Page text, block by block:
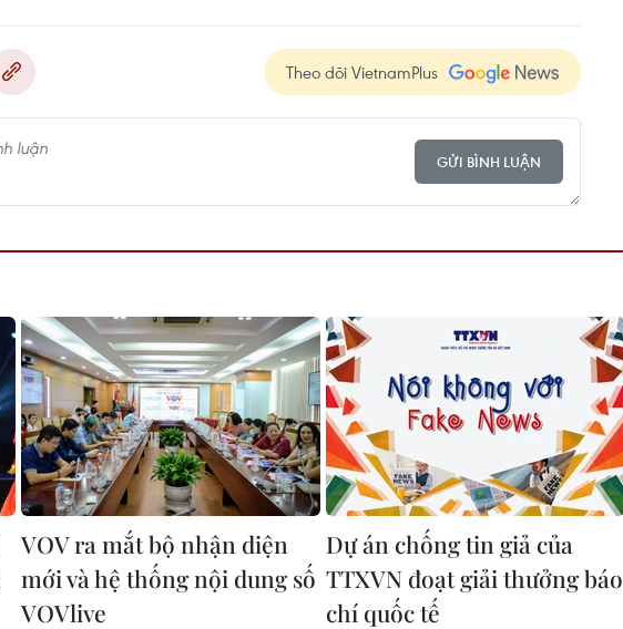
Theo dõi VietnamPlus
GỬI BÌNH LUẬN
VOV ra mắt bộ nhận diện
mới và hệ thống nội dung số
VOVlive
Dự án chống tin giả của
TTXVN đoạt giải thưởng báo
chí quốc tế